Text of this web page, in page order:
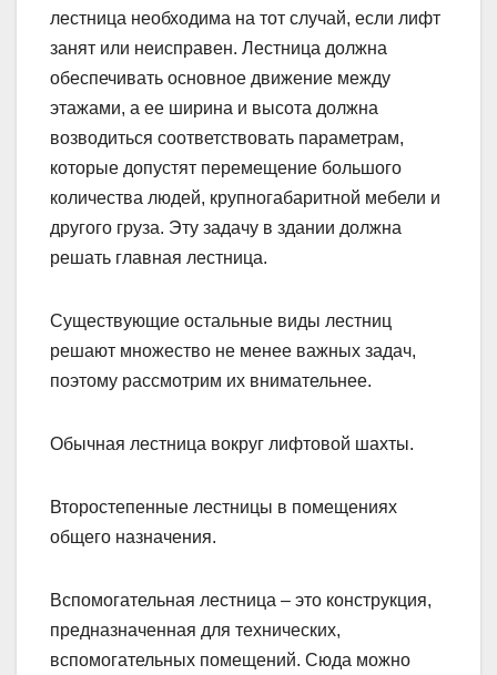
лестница необходима на тот случай, если лифт
занят или неисправен. Лестница должна
обеспечивать основное движение между
этажами, а ее ширина и высота должна
возводиться соответствовать параметрам,
которые допустят перемещение большого
количества людей, крупногабаритной мебели и
другого груза. Эту задачу в здании должна
решать главная лестница.
Существующие остальные виды лестниц
решают множество не менее важных задач,
поэтому рассмотрим их внимательнее.
Обычная лестница вокруг лифтовой шахты.
Второстепенные лестницы в помещениях
общего назначения.
Вспомогательная лестница – это конструкция,
предназначенная для технических,
вспомогательных помещений. Сюда можно